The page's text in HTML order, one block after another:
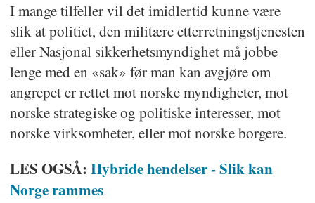
I mange tilfeller vil det imidlertid kunne være
slik at politiet, den militære etterretningstjenesten
eller Nasjonal sikkerhetsmyndighet må jobbe
lenge med en «sak» før man kan avgjøre om
angrepet er rettet mot norske myndigheter, mot
norske strategiske og politiske interesser, mot
norske virksomheter, eller mot norske borgere.
LES OGSÅ:Hybride hendelser - Slik kan
Norge rammes